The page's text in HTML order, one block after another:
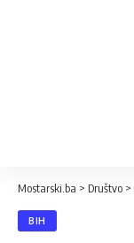
Mostarski.ba > Društvo >
BIH